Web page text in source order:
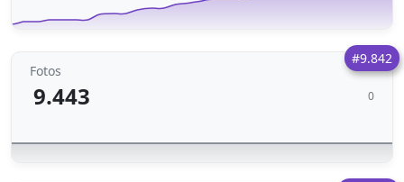
#9.842
Fotos
9.443 0